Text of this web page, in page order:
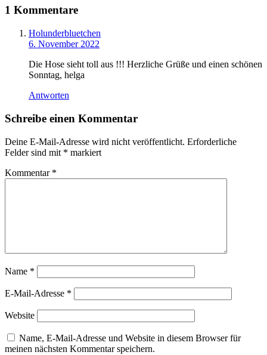
1 Kommentare
Holunderbluetchen
6. November 2022
Die Hose sieht toll aus !!! Herzliche Grüße und einen schönen
Sonntag, helga
Antworten
Schreibe einen Kommentar
Deine E-Mail-Adresse wird nicht veröffentlicht. Erforderliche
Felder sind mit * markiert
Kommentar *
Name *
E-Mail-Adresse *
Website
Name, E-Mail-Adresse und Website in diesem Browser für
meinen nächsten Kommentar speichern.